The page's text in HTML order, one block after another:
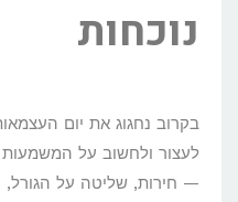
נוכחות
בקרוב נחגוג את יום
לעצור ולחשוב על
— חירות, שליטה על הגורל,